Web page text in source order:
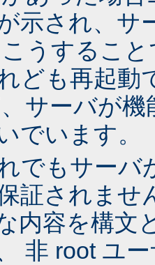
示され、サ
うするこ
ども再起動
サーバが
でいます。
でもサーバ
証されませ
内容を構文
非 root ユ